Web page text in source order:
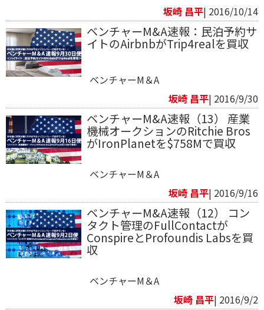
坂崎 昌平| 2016/10/14
ベンチャーM&A速報：民泊予約サ
イトのAirbnbがTrip4realを買収
ベンチャーM＆A
坂崎 昌平| 2016/9/30
ベンチャーM&A速報（13） 産業
機械オークションのRitchie Bros
がIronPlanetを$758Mで買収
ベンチャーM＆A
坂崎 昌平| 2016/9/16
ベンチャーM&A速報（12） コン
タクト管理のFullContactが
ConspireとProfoundis Labsを買
収
ベンチャーM＆A
坂崎 昌平| 2016/9/2